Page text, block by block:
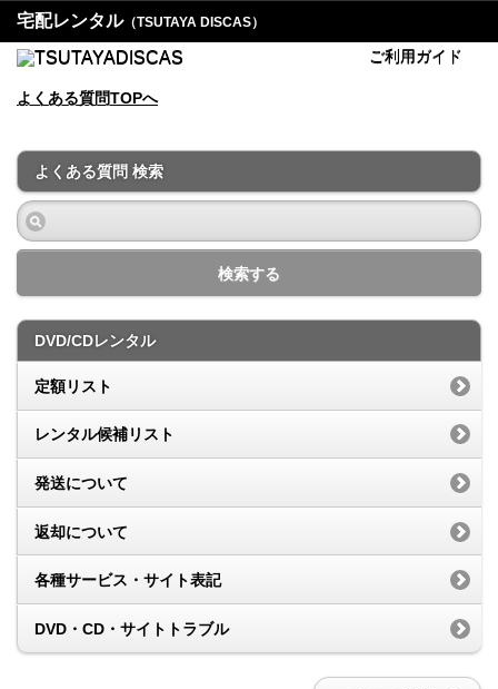
宅配レンタル（TSUTAYA DISCAS）
ご利用ガイド
よくある質問TOPへ
よくある質問 検索
検索する
DVD/CDレンタル
定額リスト
レンタル候補リスト
発送について
返却について
各種サービス・サイト表記
DVD・CD・サイトトラブル